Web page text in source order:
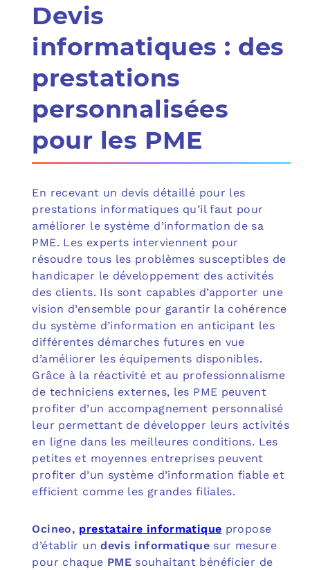
Devis
informatiques : des
prestations
personnalisées
pour les PME
En recevant un devis détaillé pour les
prestations informatiques qu’il faut pour
améliorer le système d’information de sa
PME. Les experts interviennent pour
résoudre tous les problèmes susceptibles de
handicaper le développement des activités
des clients. Ils sont capables d’apporter une
vision d’ensemble pour garantir la cohérence
du système d’information en anticipant les
différentes démarches futures en vue
d’améliorer les équipements disponibles.
Grâce à la réactivité et au professionnalisme
de techniciens externes, les PME peuvent
profiter d’un accompagnement personnalisé
leur permettant de développer leurs activités
en ligne dans les meilleures conditions. Les
petites et moyennes entreprises peuvent
profiter d’un système d’information fiable et
efficient comme les grandes filiales.
Ocineo, prestataire informatique propose
d’établir undevis informatiquesur mesure
pour chaque PME souhaitant bénéficier de